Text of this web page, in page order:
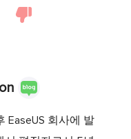
EaseUS 회사에 발